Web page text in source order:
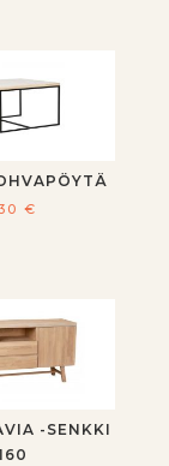
€
-SENKKI